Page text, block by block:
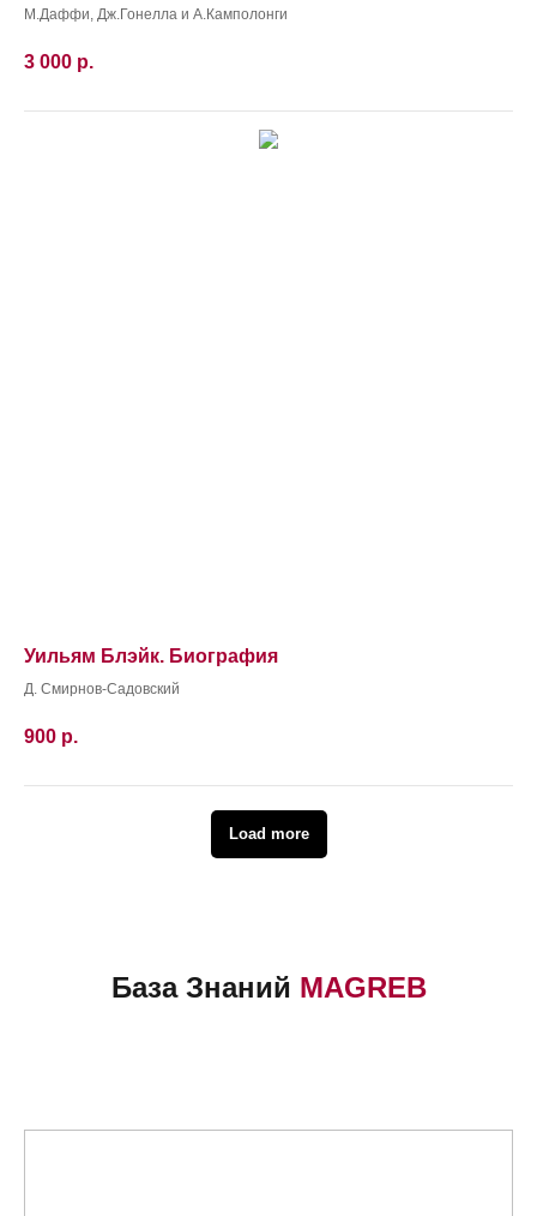
М.Даффи, Дж.Гонелла и А.Камполонги
3 000 р.
Уильям Блэйк. Биография
Д. Смирнов-Садовский
900 р.
Load more
База Знаний MAGREB